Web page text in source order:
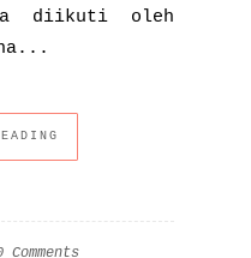
diikuti oleh
Comments